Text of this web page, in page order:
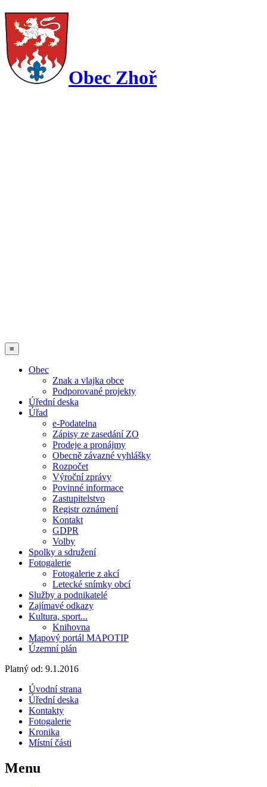
Obec Zhoř
≡
Obec
Znak a vlajka obce
Podporované projekty
Úřední deska
Úřad
e-Podatelna
Zápisy ze zasedání ZO
Prodeje a pronájmy
Obecně závazné vyhlášky
Rozpočet
Výroční zprávy
Povinné informace
Zastupitelstvo
Registr oznámení
Kontakt
GDPR
Volby
Spolky a sdružení
Fotogalerie
Fotogalerie z akcí
Letecké snímky obcí
Služby a podnikatelé
Zajímavé odkazy
Kultura, sport...
Knihovna
Mapový portál MAPOTIP
Územní plán
Platný od: 9.1.2016
Úvodní strana
Úřední deska
Kontakty
Fotogalerie
Kronika
Místní části
Menu